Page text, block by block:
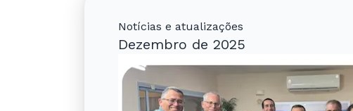
Notícias e atualizações
Dezembro de 2025